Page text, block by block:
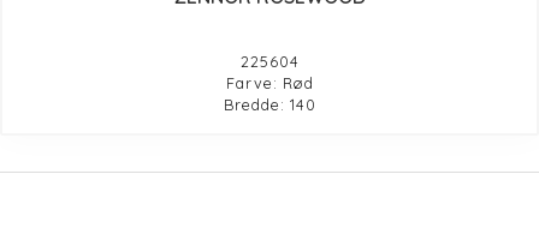
225604
Farve: Rød
Bredde: 140